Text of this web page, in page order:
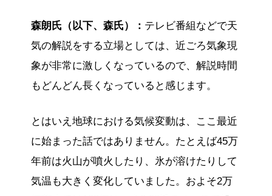
森朗氏（以下、森氏）： テレビ番組などで天
気の解説をする立場としては、近ごろ気象現
象が非常に激しくなっているので、解説時間
もどんどん長くなっていると感じます。
とはいえ地球における気候変動は、ここ最近
に始まった話ではありません。たとえば45万
年前は火山が噴火したり、氷が溶けたりして
気温も大きく変化していました。およそ2万